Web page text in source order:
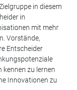
in diesem
in
mit mehr
Vorstände,
Entscheider
zu lernen
Innovationen zu